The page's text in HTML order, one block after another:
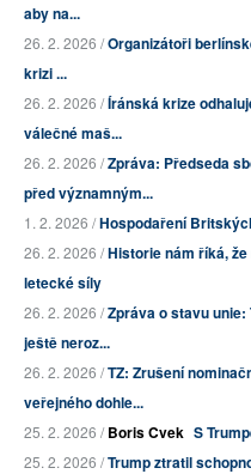
aby na...
26. 2. 2026 /Organizátoři
krizi ...
26. 2. 2026 /Íránská krize
válečné maš...
26. 2. 2026 /Zpráva: Předseda
před významným...
1. 2. 2026 /Hospodaření
26. 2. 2026 /Historie nám říká,
letecké síly
26. 2. 2026 /Zpráva o stavu
ještě neroz...
26. 2. 2026 /TZ: Zrušení
veřejného dohle...
25. 2. 2026 /Boris Cvek S
25. 2. 2026 /Trump ztratil